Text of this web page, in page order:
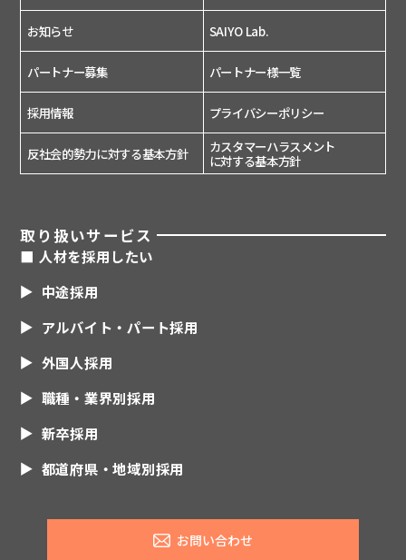
お知らせ SAIYO Lab.
パートナー募集 パートナー様一覧
採用情報 プライバシーポリシー
反社会的勢力に対する基本方針
カスタマーハラスメント
に対する基本方針
取り扱いサービス
■ 人材を採用したい
中途採用
アルバイト・パート採用
外国人採用
職種・業界別採用
新卒採用
都道府県・地域別採用
お問い合わせ
コチラから